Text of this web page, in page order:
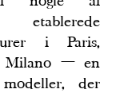
etablerede
i Paris,
Milano — en
der